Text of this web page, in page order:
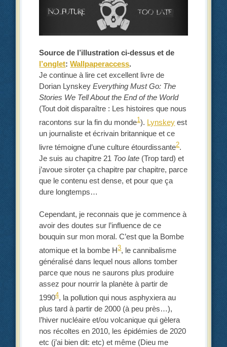
Source de l’illustration ci-dessus et de
l’onglet:Wallpaperaccess.
Je continue à lire cet excellent livre de
Dorian LynskeyEverything Must Go: The
Stories We Tell About the End of the World
(Tout doit disparaître : Les histoires que nous
racontons sur la fin du monde1). Lynskey est
un journaliste et écrivain britannique et ce
livre témoigne d’une culture étourdissante2.
Je suis au chapitre 21 Too late (Trop tard) et
j’avoue siroter ça chapitre par chapitre, parce
que le contenu est dense, et pour que ça
dure longtemps…
Cependant, je reconnais que je commence à
avoir des doutes sur l’influence de ce
bouquin sur mon moral. C’est que la Bombe
atomique et la bombe H3, le cannibalisme
généralisé dans lequel nous allons tomber
parce que nous ne saurons plus produire
assez pour nourrir la planète à partir de
19904, la pollution qui nous asphyxiera au
plus tard à partir de 2000 (à peu près…),
l’hiver nucléaire et/ou volcanique qui gèlera
nos récoltes en 2010, les épidémies de 2020
etc (j’ai bien dit: etc) et même (Dieu me